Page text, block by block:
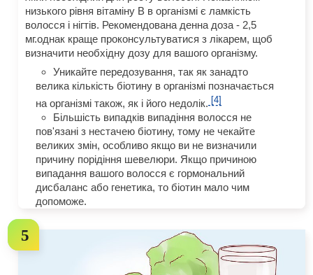
низького рівня вітаміну В в організмі є ламкість
волосся і нігтів. Рекомендована денна доза - 2,5
мг.однак краще проконсультуватися з лікарем, щоб
визначити необхідну дозу для вашого організму.
Уникайте передозування, так як занадто
велика кількість біотину в організмі позначається
на організмі також, як і його недолік. [4]
Більшість випадків випадіння волосся не
пов'язані з нестачею біотину, тому не чекайте
великих змін, особливо якщо ви не визначили
причину порідіння шевелюри. Якщо причиною
випадання вашого волосся є гормональний
дисбаланс або генетика, то біотин мало чим
допоможе.